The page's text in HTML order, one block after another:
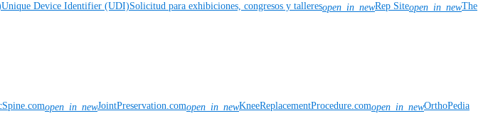
Unique Device Identifier (UDI)Solicitud para exhibiciones, congresos y talleresopen_in_newRep Siteopen_in_newThe
open_in_newJointPreservation.comopen_in_newKneeReplacementProcedure.comopen_in_newOrthoPedia